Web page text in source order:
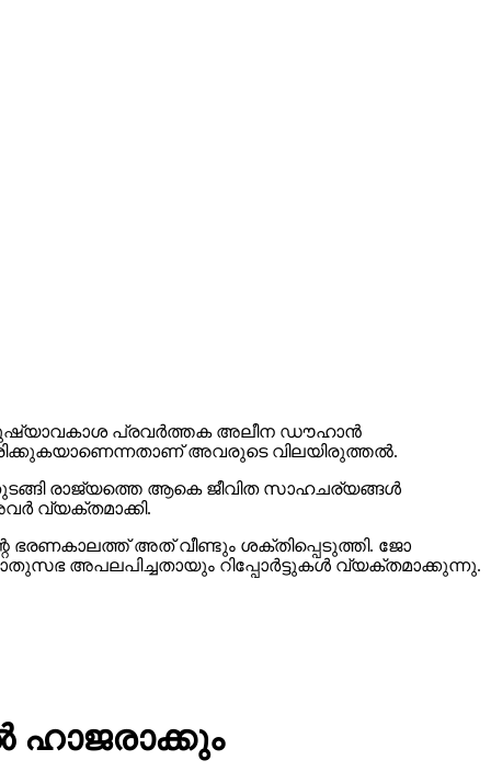
പ്രവര്‍ത്തക അലീന ഡൗഹാന്‍
അവരുടെ വിലയിരുത്തല്‍.
രാജ്യത്തെ ആകെ ജീവിത സാഹചര്യങ്ങള്‍
വ്യക്തമാക്കി.
ഭരണകാലത്ത് അത് വീണ്ടും ശക്തിപ്പെടുത്തി. ജോ
അപലപിച്ചതായും റിപ്പോര്‍ട്ടുകള്‍ വ്യക്തമാക്കുന്നു.
ഹാജരാക്കും